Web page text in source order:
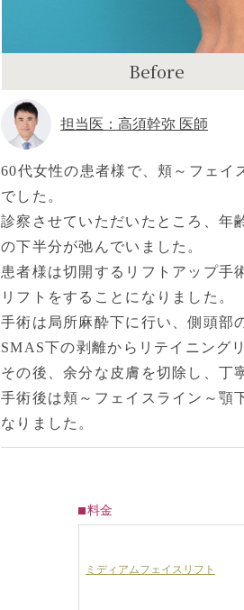
Before
担当医：高須幹弥 医師
60代女性の患者様で、頬～フェイ
でした。
診察させていただいたところ、年
の下半分が弛んでいました。
患者様は切開するリフトアップ手
リフトをすることになりました。
手術は局所麻酔下に行い、側頭部
SMAS下の剥離からリテイニング
その後、余分な皮膚を切除し、丁
手術後は頬～フェイスライン～顎
なりました。
料金
ミディアムフェイスリフト